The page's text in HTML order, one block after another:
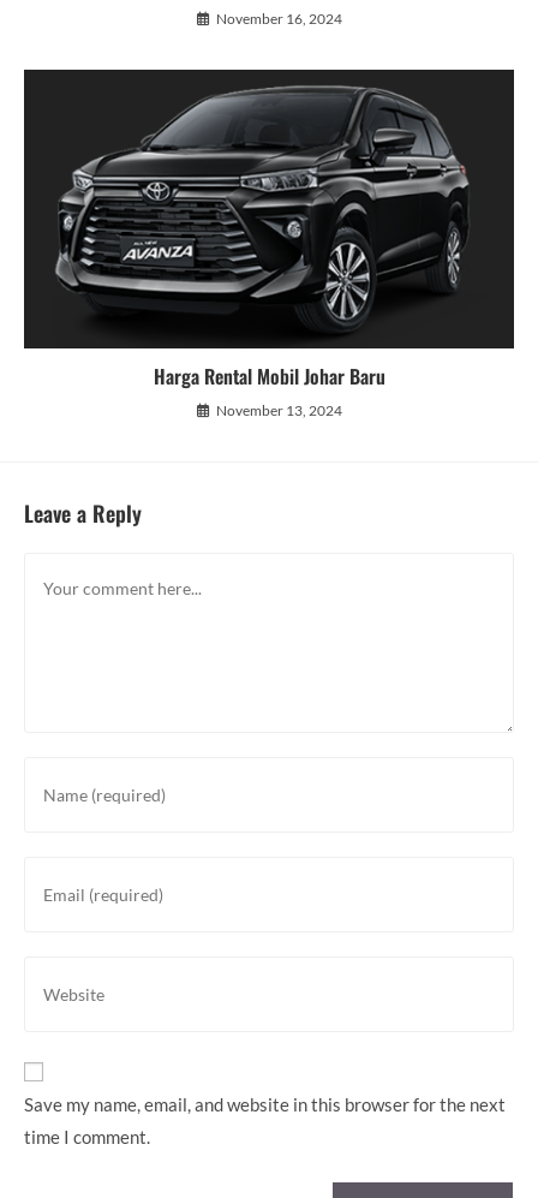
November 16, 2024
Harga Rental Mobil Johar Baru
November 13, 2024
Leave a Reply
your
username
your
your
URL
Save my name, email, and website in this browser for the next
time I comment.